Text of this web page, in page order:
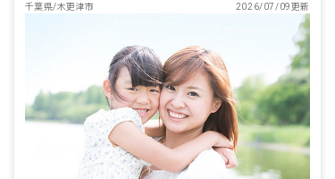
千葉県/木更津市 2026/07/09更新